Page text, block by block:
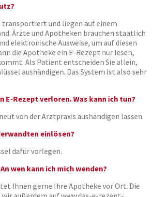
transportiert und liegen auf einem
Ärzte und Apotheken brauchen staatlich
elektronische Ausweise, um auf diesen
die Apotheke ein E-Rezept nur lesen,
Als Patient entscheiden Sie allein,
aushändigen. Das System ist also sehr
E-Rezept verloren. Was kann ich tun?
von der Arztpraxis aushändigen lassen.
einlösen?
dafür vorlegen.
wen kann ich mich wenden?
Ihnen gerne Ihre Apotheke vor Ort. Die